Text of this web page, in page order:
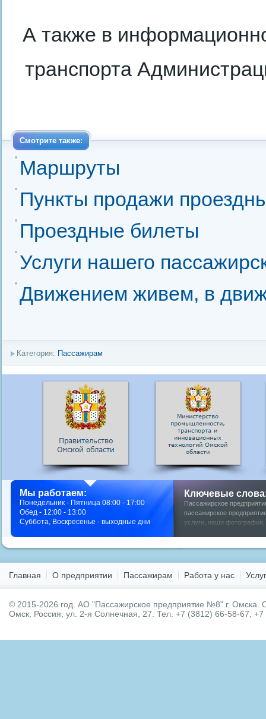
А также в
транспорта
Смотрите также:
Маршруты
Пункты продажи
Проездные билеты
Услуги нашего
Движением живем, в
Категория: Пассажирам
Ключевые
Пассажирское
пассажирское
услуги
наши фотографии
Мы работаем:
Понедельник - Пятница 08:00 - 17:00
Обед - 12:00 - 13:00
Суббота, Воскресенье - выходные дни
Главная О предприятии Пассажирам Работа у нас
© 2015-2026 год. АО "Пассажирское предприятие №8" г. Омска.
Омск, Россия, ул. 2-я Солнечная, 27. Тел. +7 (3812) 66-58-67,